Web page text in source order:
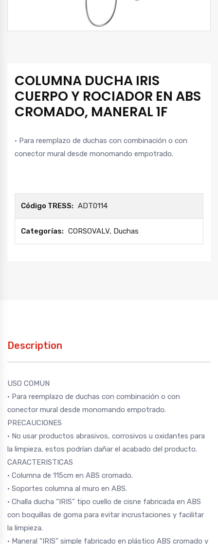
COLUMNA DUCHA IRIS
CUERPO Y ROCIADOR EN ABS
CROMADO, MANERAL 1F
• Para reemplazo de duchas con combinación o con
conector mural desde monomando empotrado.
Código TRESS: ADT0114
Categorías: CORSOVALV, Duchas
Description
USO COMUN
• Para reemplazo de duchas con combinación o con
conector mural desde monomando empotrado.
PRECAUCIONES
• No usar productos abrasivos, corrosivos u oxidantes para
la limpieza, estos podrían dañar el acabado del producto.
CARACTERISTICAS
• Columna de 115cm en ABS cromado.
• Soportes columna al muro en ABS.
• Challa ducha “IRIS” tipo cuello de cisne fabricada en ABS
con boquillas de goma para evitar incrustaciones y facilitar
la limpieza.
• Maneral “IRIS” simple fabricado en plástico ABS cromado y